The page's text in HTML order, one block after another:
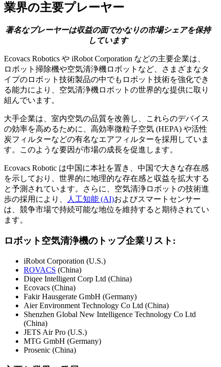
業界の主要プレーヤー
著名なプレーヤーは収益の面でかなりの市場シェアを保持
しています
Ecovacs Robotics や iRobot Corporation などの主要企業は、
ロボット掃除機や空気清浄機ロボットなど、さまざまなタ
イプのロボット技術製品の中でもロボット技術を強化でき
る能力により、空気清浄機ロボットの世界的な提供に取り
組んでいます。
大手企業は、室内空気の品質を改善し、これらのデバイス
の効率を高めるために、高効率微粒子空気 (HEPA) や活性
炭フィルターなどの有名なエアフィルターを採用していま
す。このような要因が市場の成長を促進します。
Ecovacs Robotic は中国に本社を置き、中国で大きな存在感
を示しており、世界的に地理的な存在感と収益を拡大する
と予測されています。さらに、空気清浄ロボットの技術進
歩の採用により、
人工知能 (AI)およびスマートセンサー
は、競争市場で持続可能な地位を維持すると期待されてい
ます。
ロボット空気清浄機のトップ企業リスト:
iRobot Corporation (U.S.)
ROVACS (China)
Diqee Intelligent Corp Ltd (China)
Ecovacs (China)
Fakir Hausgerate GmbH (Germany)
Aier Environment Technology Co Ltd (China)
Shenzhen Global New Intelligence Technology Co Ltd
(China)
JETS Air Pro (U.S.)
MTG GmbH (Germany)
Prosenic (China)